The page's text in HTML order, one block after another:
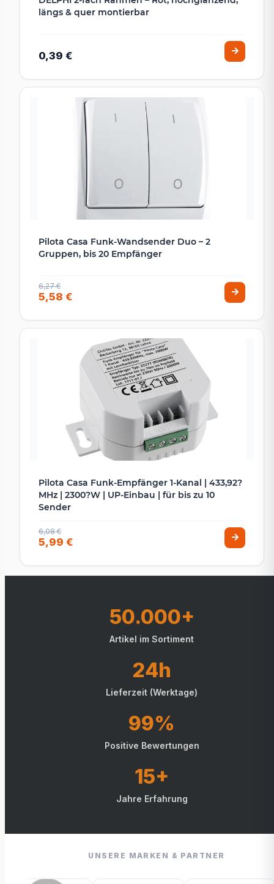
längs & quer montierbar
0,39 €
Pilota Casa Funk-Wandsender Duo – 2
Gruppen, bis 20 Empfänger
6,27 €
5,58 €
Pilota Casa Funk-Empfänger 1-Kanal | 433,92?
MHz | 2300?W | UP-Einbau | für bis zu 10
Sender
6,08 €
5,99 €
50.000+
Artikel im Sortiment
24h
Lieferzeit (Werktage)
99%
Positive Bewertungen
15+
Jahre Erfahrung
UNSERE MARKEN & PARTNER